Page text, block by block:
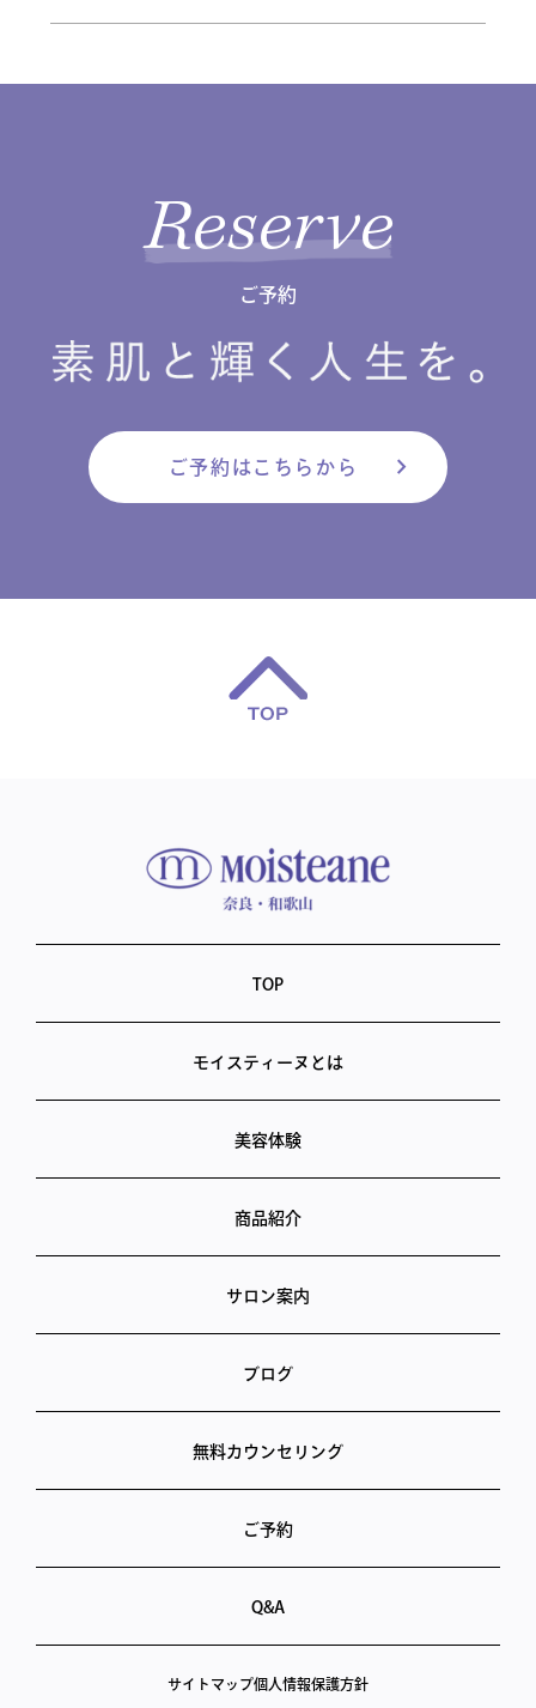
Reserve
ご予約
ご予約はこちらから chevron_right
TOP
モイスティーヌとは
美容体験
商品紹介
サロン案内
ブログ
無料カウンセリング
ご予約
Q&A
サイトマップ個人情報保護方針